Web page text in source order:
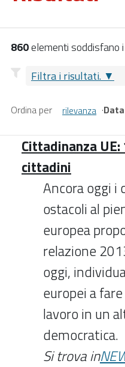
860elementi soddisfano
Filtra i risultati.
Ordina per rilevanza ·
Cittadinanza
cittadini
Ancora oggi
ostacoli al
europea
relazione
oggi,
europei a
lavoro in un
democratica.
Si trova in